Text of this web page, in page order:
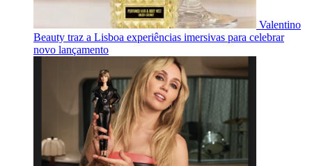
Valentino
Beauty traz a Lisboa experiências imersivas para celebrar
novo lançamento